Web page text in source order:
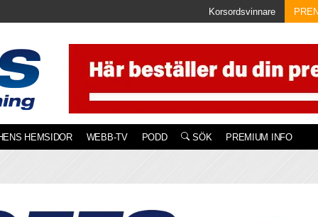
Korsordsvinnare
HEMSIDOR WEBB-TV PODD SÖK PREMIUM INFO